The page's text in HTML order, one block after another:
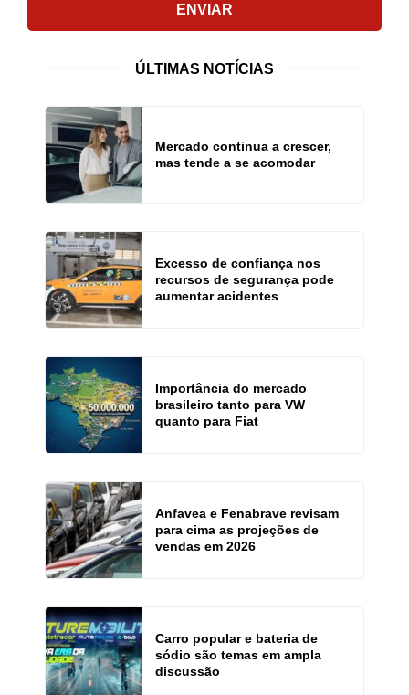
ENVIAR
ÚLTIMAS NOTÍCIAS
Mercado continua a crescer,
mas tende a se acomodar
Excesso de confiança nos
recursos de segurança pode
aumentar acidentes
Importância do mercado
brasileiro tanto para VW
quanto para Fiat
Anfavea e Fenabrave revisam
para cima as projeções de
vendas em 2026
Carro popular e bateria de
sódio são temas em ampla
discussão